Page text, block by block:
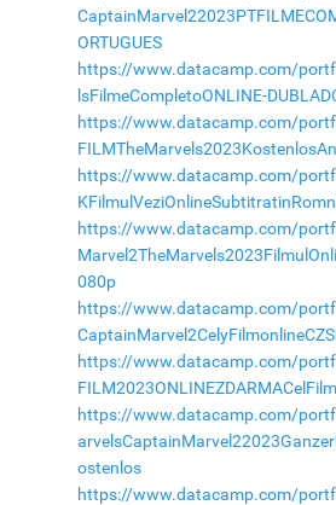
ORTUGUES
https://www.datacamp.com/
lsFilmeCompletoONLINE-
https://www.datacamp.com/
https://www.datacamp.com/
https://www.datacamp.com/
080p
https://www.datacamp.com/
https://www.datacamp.com/
https://www.datacamp.com/
ostenlos
https://www.datacamp.com/